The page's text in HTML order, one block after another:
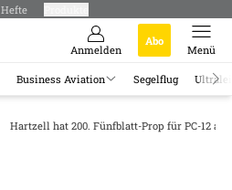
Hefte
Anmelden
Abo
Menü
Business Aviation Segelflug
Hartzell hat 200. Fünfblatt-Prop für PC-12